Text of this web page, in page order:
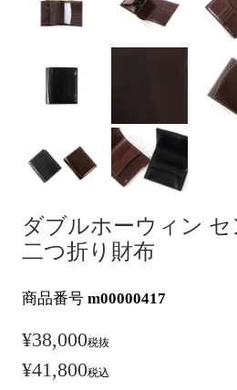
ダブルホーウィン
二つ折り財布
商品番号 m00000417
¥38,000税抜
¥41,800税込